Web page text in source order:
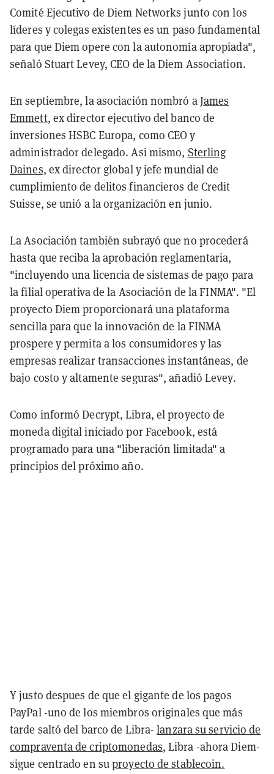
Comité Ejecutivo de Diem Networks junto con los
líderes y colegas existentes es un paso fundamental
para que Diem opere con la autonomía apropiada",
señaló Stuart Levey, CEO de la Diem Association.
En septiembre, la asociación nombró aJames
Emmett, ex director ejecutivo del banco de
inversiones HSBC Europa, como CEO y
administrador delegado. Asi mismo, Sterling
Daines, ex director global y jefe mundial de
cumplimiento de delitos financieros de Credit
Suisse, se unió a la organización en junio.
La Asociación también subrayó que no procederá
hasta que reciba la aprobación reglamentaria,
"incluyendo una licencia de sistemas de pago para
la filial operativa de la Asociación de la FINMA". "El
proyecto Diem proporcionará una plataforma
sencilla para que la innovación de la FINMA
prospere y permita a los consumidores y las
empresas realizar transacciones instantáneas, de
bajo costo y altamente seguras", añadió Levey.
Como informó Decrypt, Libra, el proyecto de
moneda digital iniciado por Facebook, está
programado para una "liberación limitada" a
principios del próximo año.
Y justo despues de que el gigante de los pagos
PayPal -uno de los miembros originales que más
tarde saltó del barco de Libra-lanzara su servicio de
compraventa de criptomonedas, Libra -ahora Diem-
sigue centrado en suproyecto de stablecoin.